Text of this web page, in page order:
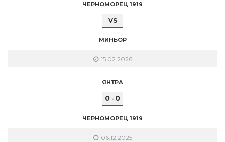
ЧЕРНОМОРЕЦ 1919
VS
МИНЬОР
15.02.2026
ЯНТРА
0 - 0
ЧЕРНОМОРЕЦ 1919
06.12.2025